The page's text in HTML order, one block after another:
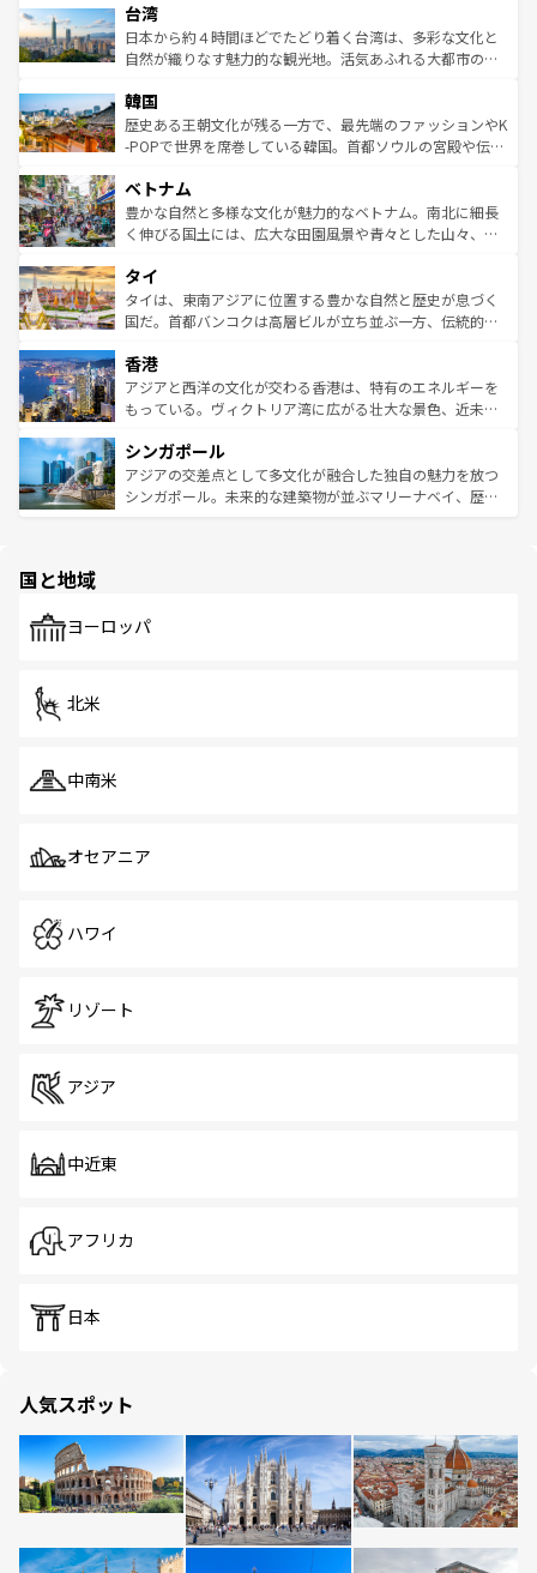
ならではの贅沢な旅のスタイルだ。 なお、新着のアメリカ
情報はコンテンツ一覧を参照してほしい。
れるおもてなしの心で訪れる人々を迎えてくれるハワイの
人々、おいしいローカルフードやハワイアンミュージッ
ク、伝統的なフラダンスなど、すべてがハワイの魅力を彩
ワイを、存分に味わってほしい。 なお、新着のハワイ情報
はコンテンツ一覧を参照してほしい。
リアリーフや大陸中央部にそびえるウルル（エアーズロッ
ク）、タスマニアの美しい原生林やケアンズの熱帯雨林な
ど、見どころがたくさん。また、カフェやワイン、オージ
いる。アクティビティも充実しており、サーフィンやダイ
ビング、ハイキングなど、アウトドア好きにはたまらな
い。オーストラリアの多彩な魅力を存分に味わいつくそ
参照してほしい。
台湾
日本から約４時間ほどでたどり着く台湾は、多彩な文化と
自然が織りなす魅力的な観光地。活気あふれる大都市の台
ン）、静ひつな山岳地帯である台湾東部など、都市の喧騒
と山間の静けさが共存しており、訪れる人に新しい発見と
驚きをもたらしてくれる。また、奥深い台湾の食文化も魅
容にもいいと評判のスイーツなど、バラエティ豊かな料理
が味わえる。 なお、新着の台湾情報は コンテンツ一覧を参
照してほしい。
韓国
歴史ある王朝文化が残る一方で、最先端のファッションやK
-POPで世界を席巻している韓国。首都ソウルの宮殿や伝統
き、地方に足を延ばせば四季折々の自然美を楽しむことが
できる。そして、キムチや焼肉、絶品のストリートフード
まで、さまざまな韓国料理が待っている。夜には、韓国な
リティに包まれながら、韓国の多彩な魅力を心ゆくまで味
わってみてほしい。 なお、新着の韓国情報はコンテンツ一
覧を参照してほしい。
ベトナム
豊かな自然と多様な文化が魅力的なベトナム。南北に細長
く伸びる国土には、広大な田園風景や青々とした山々、世
急速な発展と共に伝統が息づく。ハノイの古い町並みやホ
ーチミン市のフランス統治時代の建物も、独特の雰囲気を
醸し出している。また、バラエティの豊かさとおいしさで
とつ。フォーやバインミー、ベトナムコーヒーなどは、ぜ
ひ現地で味わいたい。どの地域を訪れてもあたたかい人々
が旅行者を迎えてくれるので、きっと忘れられない旅にな
参照してほしい。
タイ
タイは、東南アジアに位置する豊かな自然と歴史が息づく
国だ。首都バンコクは高層ビルが立ち並ぶ一方、伝統的な
の活気が交差している。北部ではチェンマイなどの山岳地
帯で自然と触れ合い、南部ではプーケットやクラビの美し
いビーチでリゾート気分を楽しむことができる。タイ料理
激する。気候は一年中温暖で、どの季節にも異なる楽しみ
が待っている。親しみやすいタイの人々、仏教を中心とし
た文化、そして多様な観光資源が、訪れる旅人を魅了し続
香港
アジアと西洋の文化が交わる香港は、特有のエネルギーを
もっている。ヴィクトリア湾に広がる壮大な景色、近未来
み、どこを訪れても感動するはず。観光スポットが密集し
ており、効率よく見どころを回れるのも魅力。息をのむよ
うな絶景から文化的な体験まで、香港を存分に楽しみ尽く
シンガポール
アジアの交差点として多文化が融合した独自の魅力を放つ
シンガポール。未来的な建築物が並ぶマリーナベイ、歴史
で、ホーカーズは地元の風情を楽しめる外せないスポット
国と地域
ヨーロッパ
北米
中南米
オセアニア
ハワイ
リゾート
アジア
中近東
アフリカ
日本
人気スポット